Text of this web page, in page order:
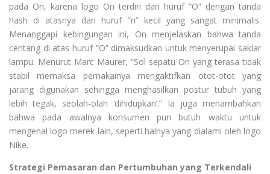
pada On, karena logo On terdiri dari huruf “O” dengan tanda
hash di atasnya dan huruf “n” kecil yang sangat minimalis.
Menanggapi kebingungan ini, On menjelaskan bahwa tanda
centang di atas huruf “O” dimaksudkan untuk menyerupai saklar
lampu. Menurut Marc Maurer, “Sol sepatu On yang terasa tidak
stabil memaksa pemakainya mengaktifkan otot-otot yang
jarang digunakan sehingga menghasilkan postur tubuh yang
lebih tegak, seolah-olah ‘dihidupkan’.” Ia juga menambahkan
bahwa pada awalnya konsumen pun butuh waktu untuk
mengenal logo merek lain, seperti halnya yang dialami oleh logo
Nike.
Strategi Pemasaran dan Pertumbuhan yang Terkendali